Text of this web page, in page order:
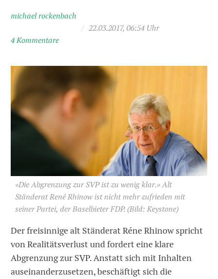
michael rockenbach
/ 22.03.2017, 06:54 Uhr
4 Kommentare
«Die Abgrenzung zur SVP ist zu wenig klar.» Alt
Ständerat René Rhinow ist nicht mehr zufrieden mit
seiner Partei, der Baselbieter FDP. (Bild: Keystone)
Der freisinnige alt Ständerat Réne Rhinow spricht
von Realitätsverlust und fordert eine klare
Abgrenzung zur SVP. Anstatt sich mit Inhalten
auseinanderzusetzen, beschäftigt sich die